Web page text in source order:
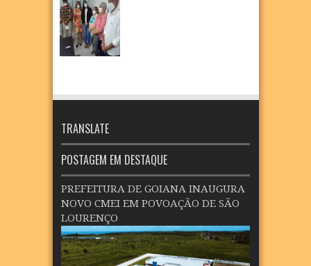
TRANSLATE
POSTAGEM EM DESTAQUE
PREFEITURA DE GOIANA INAUGURA
NOVO CMEI EM POVOAÇÃO DE SÃO
LOURENÇO